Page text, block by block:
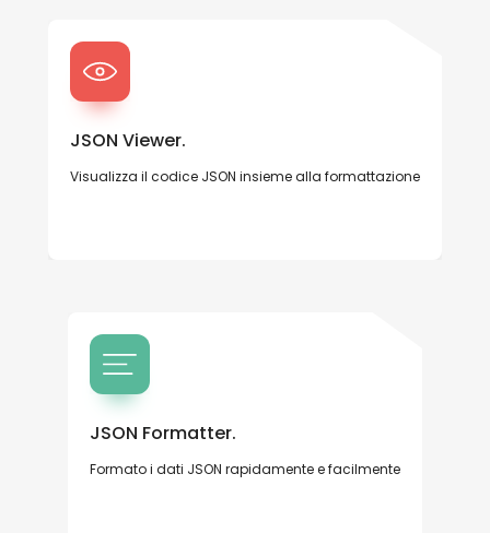
JSON Viewer.
Visualizza il codice JSON insieme alla formattazione
JSON Formatter.
Formato i dati JSON rapidamente e facilmente